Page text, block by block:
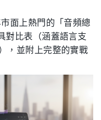
面上熱門的「音頻總
對比表（涵蓋語言支
，並附上完整的實戰